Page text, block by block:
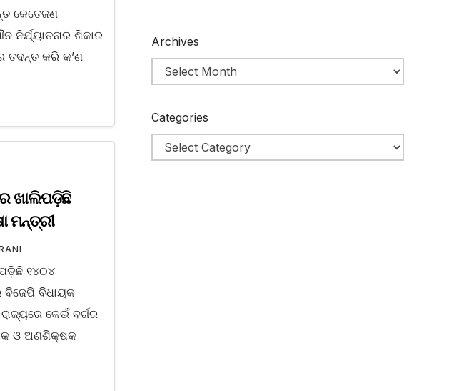
କେତେଜଣ
ନିର୍ଯ୍ୟାତନାର ଶିକାର
ତଦନ୍ତ କରି କ’ଣ
ଖାଲିପଡ଼ିଛି
ମନ୍ତ୍ରୀ
୧୪୦୪
ବିଧାୟକ
କେଉଁ ବର୍ଗର
ଓ ଅଣଶିକ୍ଷକ
Archives
Categories